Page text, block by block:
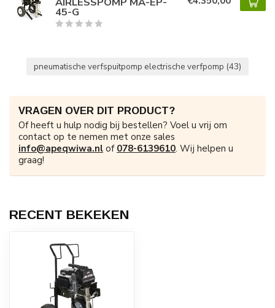
45-G
pneumatische verfspuitpomp electrische verfpomp (43)
VRAGEN OVER DIT PRODUCT?
Of heeft u hulp nodig bij bestellen? Voel u vrij om
contact op te nemen met onze sales
info@apeqwiwa.nl of 078-6139610. Wij helpen u
graag!
RECENT BEKEKEN